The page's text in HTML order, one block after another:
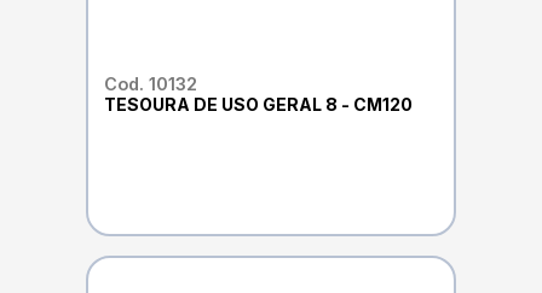
Cod. 10132
TESOURA DE USO GERAL 8 - CM120